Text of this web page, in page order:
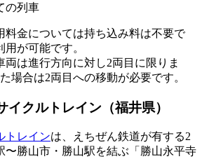
の列車
料金については持ち込み料は不要で
が可能です。
両は進行方向に対し2両目に限りま
場合は2両目への移動が必要です。
イクルトレイン（福井県）
トレインは、えちぜん鉄道が有する2
〜勝山市・勝山駅を結ぶ「勝山永平寺